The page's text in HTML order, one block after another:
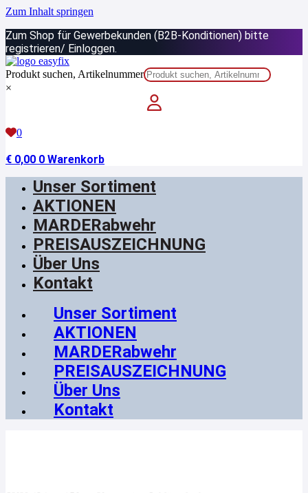
Zum Inhalt springen
Zum Shop für Gewerbekunden (B2B-Konditionen) bitte
registrieren/ Einloggen.
Produkt suchen, Artikelnummer
×
0
€ 0,00 0 Warenkorb
Unser Sortiment
AKTIONEN
MARDERabwehr
PREISAUSZEICHNUNG
Über Uns
Kontakt
Unser Sortiment
AKTIONEN
MARDERabwehr
PREISAUSZEICHNUNG
Über Uns
Kontakt